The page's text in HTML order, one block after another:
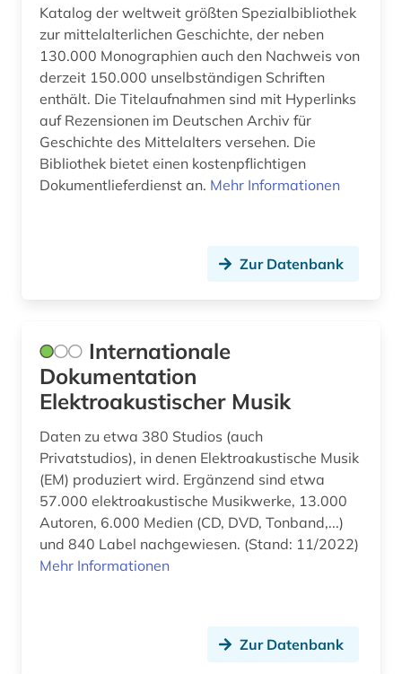
axel oxenstierna (1)
bach (2)
baden (baden) (1)
badische landesbibliothek (1)
bartensleben <familie> (1)
baudenkmal (1)
bauernhof (1)
bauunternehmer (1)
bauzeichnung (1)
bayerisch schwaben (1)
bayerische staatsbibliothek münchen (1)
Niederlande (7)
Niedersachsen (2)
Nordamerika (2)
Nordrhein-Westfalen (2)
Norwegen (26)
Oesterreich (33)
Osteuropa (13)
Ostmitteleuropa (5)
Polen (13)
Portugal (1)
Rheinland-Pfalz (1)
Roemisches Reich (6)
Rumänien (5)
Katalog der weltweit größten Spezialbibliothek
zur mittelalterlichen Geschichte, der neben
130.000 Monographien auch den Nachweis von
derzeit 150.000 unselbständigen Schriften
enthält. Die Titelaufnahmen sind mit Hyperlinks
auf Rezensionen im Deutschen Archiv für
Geschichte des Mittelalters versehen. Die
Bibliothek bietet einen kostenpflichtigen
Dokumentlieferdienst an. Mehr Informationen
Zur Datenbank
Internationale
Dokumentation
Elektroakustischer Musik
Daten zu etwa 380 Studios (auch
Privatstudios), in denen Elektroakustische Musik
(EM) produziert wird. Ergänzend sind etwa
57.000 elektroakustische Musikwerke, 13.000
Autoren, 6.000 Medien (CD, DVD, Tonband,...)
und 840 Label nachgewiesen. (Stand: 11/2022)
Mehr Informationen
Zur Datenbank